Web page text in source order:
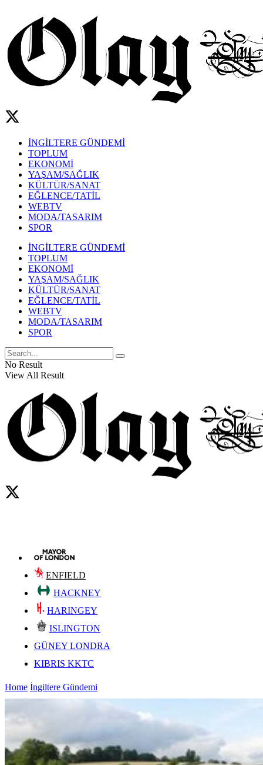
İNGİLTERE GÜNDEMİ
TOPLUM
EKONOMİ
YAŞAM/SAĞLIK
KÜLTÜR/SANAT
EĞLENCE/TATİL
WEBTV
MODA/TASARIM
SPOR
İNGİLTERE GÜNDEMİ
TOPLUM
EKONOMİ
YAŞAM/SAĞLIK
KÜLTÜR/SANAT
EĞLENCE/TATİL
WEBTV
MODA/TASARIM
SPOR
No Result
View All Result
ENFIELD
HACKNEY
HARINGEY
ISLINGTON
GÜNEY LONDRA
KIBRIS KKTC
Home İngiltere Gündemi